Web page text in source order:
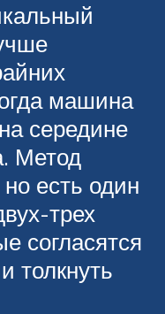
машина
середине
Метод
но есть один
трех
согласятся
толкнуть